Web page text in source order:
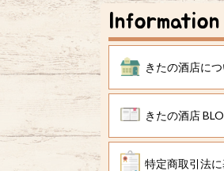
Information
きたの酒店に
きたの酒店
特定商取引法